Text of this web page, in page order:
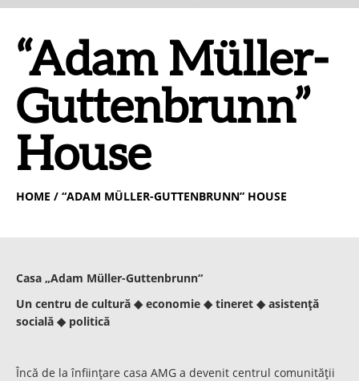
“Adam Müller-
Guttenbrunn”
House
HOME / “ADAM MÜLLER-GUTTENBRUNN” HOUSE
Casa „Adam Müller-Guttenbrunn“
Un centru de cultură ◆ economie ◆ tineret ◆ asistenţă
socială ◆ politică
Încă de la înfiinţare casa AMG a devenit centrul comunităţii